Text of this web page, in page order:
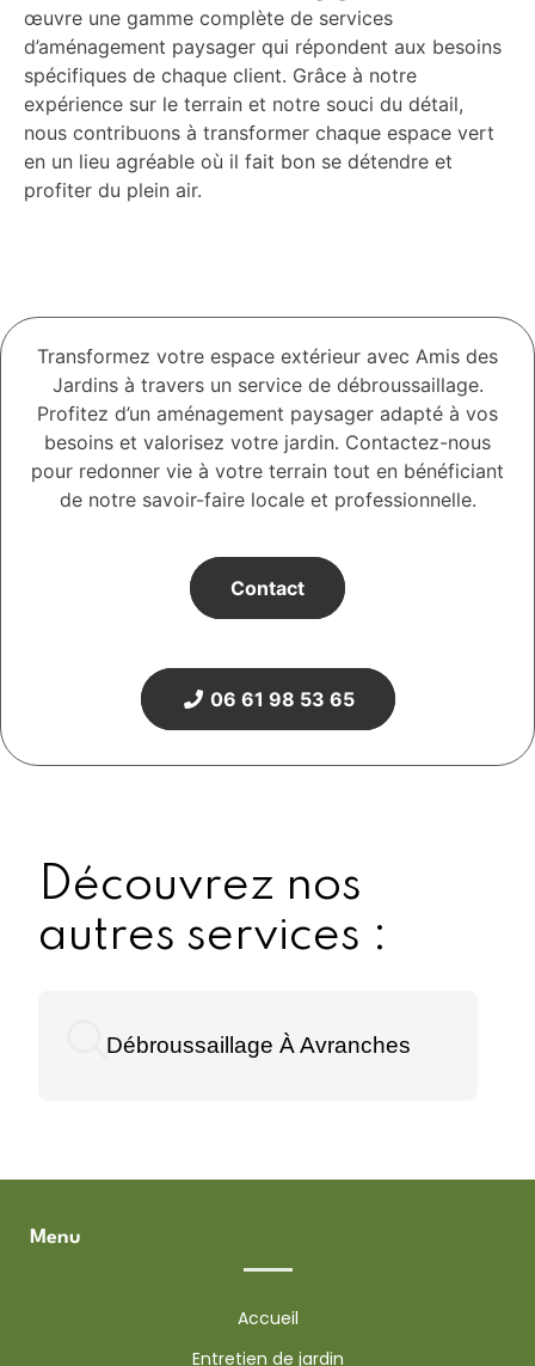
œuvre une gamme complète de services
d’aménagement paysager qui répondent aux besoins
spécifiques de chaque client. Grâce à notre
expérience sur le terrain et notre souci du détail,
nous contribuons à transformer chaque espace vert
en un lieu agréable où il fait bon se détendre et
profiter du plein air.
Transformez votre espace extérieur avec Amis des
Jardins à travers un service de débroussaillage.
Profitez d’un aménagement paysager adapté à vos
besoins et valorisez votre jardin. Contactez-nous
pour redonner vie à votre terrain tout en bénéficiant
de notre savoir-faire locale et professionnelle.
Contact
06 61 98 53 65
Découvrez nos
autres services :
Débroussaillage À Avranches
Menu
Accueil
Entretien de jardin